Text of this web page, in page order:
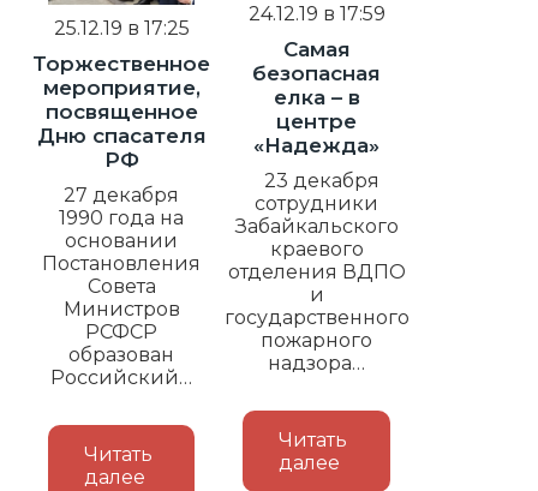
25.12.19 в 17:25
Торжественное
мероприятие,
посвященное
Дню спасателя
РФ
27 декабря
1990 года на
основании
Постановления
Совета
Министров
РСФСР
образован
Российский…
Читать
далее
24.12.19 в 17:59
Самая
безопасная
елка – в
центре
«Надежда»
23 декабря
сотрудники
Забайкальского
краевого
отделения ВДПО
и
государственного
пожарного
надзора…
Читать
далее